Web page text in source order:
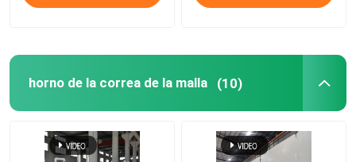
horno de cerámica
horno de la correa de la malla (10)